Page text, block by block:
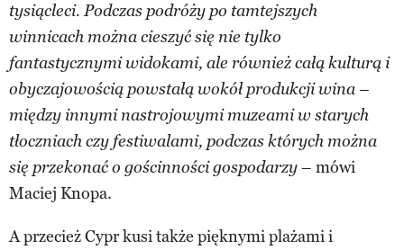
tysiącleci. Podczas podróży po tamtejszych
winnicach można cieszyć się nie tylko
fantastycznymi widokami, ale również całą kulturą i
obyczajowością powstałą wokół produkcji wina –
między innymi nastrojowymi muzeami w starych
tłoczniach czy festiwalami, podczas których można
się przekonać o gościnności gospodarzy– mówi
Maciej Knopa.
A przecież Cypr kusi także pięknymi plażami i